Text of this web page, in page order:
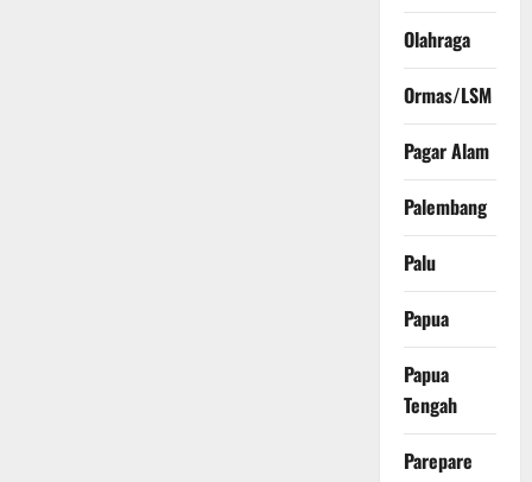
Olahraga
Ormas/LSM
Pagar Alam
Palembang
Palu
Papua
Papua
Tengah
Parepare